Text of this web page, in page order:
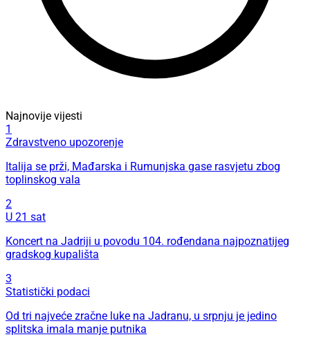
Najnovije vijesti
1
Zdravstveno upozorenje
Italija se prži, Mađarska i Rumunjska gase rasvjetu zbog
toplinskog vala
2
U 21 sat
Koncert na Jadriji u povodu 104. rođendana najpoznatijeg
gradskog kupališta
3
Statistički podaci
Od tri najveće zračne luke na Jadranu, u srpnju je jedino
splitska imala manje putnika